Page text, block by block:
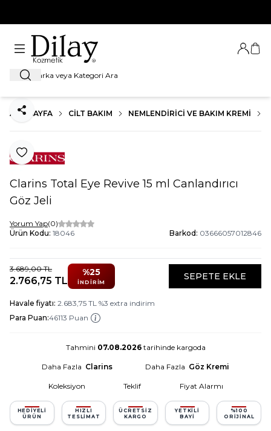
Ara
Giriş
ANA SAYFA CILT BAKIM NEMLENDIRICI VE BAKIM KREMI
Favoriye Ekle
Paylaş
Clarins Total Eye Revive 15 ml Canlandırıcı
Göz Jeli
Yorum Yap(0)
Ürün Kodu: 18046 Barkod: 03666057012846
3.689,00TL
2.766,75 TL
%25
İNDIRIM
SEPETE EKLE
Havale fiyatı: 2.683,75 TL %3 extra indirim
Para Puan:46113 Puan
Tahmini 07.08.2026tarihinde kargoda
Daha Fazla Clarins Daha Fazla Göz Kremi
Koleksiyon Teklif Fiyat Alarmı
HEDIYELI
ÜRÜN
HIZLI
TESLIMAT
ÜCRETSIZ
KARGO
YETKILI
BAYI
%100
ORIJINAL